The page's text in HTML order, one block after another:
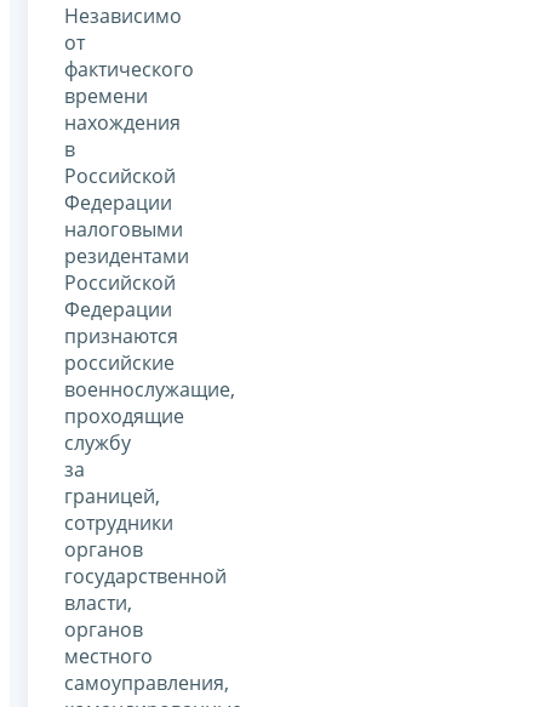
Независимо
от
фактического
времени
нахождения
в
Российской
Федерации
налоговыми
резидентами
Российской
Федерации
признаются
российские
военнослужащие,
проходящие
службу
за
границей,
сотрудники
органов
государственной
власти,
органов
местного
самоуправления,